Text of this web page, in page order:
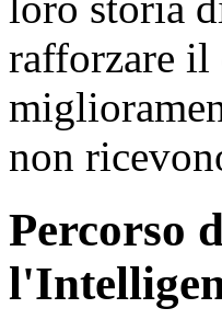
rafforzare il
non
Percorso